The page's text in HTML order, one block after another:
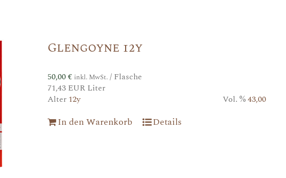
Glengoyne 12y
50,00€ inkl. MwSt./ Flasche
71,43 EUR Liter
Alter 12y Vol. %43,00
In den Warenkorb Details